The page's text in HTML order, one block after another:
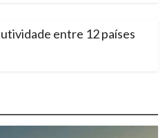
entre 12 países